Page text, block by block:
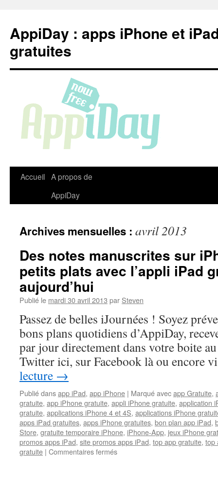
contenu
AppiDay : apps iPhone et
gratuites
Accueil A propos de
AppiDay
Archives mensuelles : avril 2013
Des notes manuscrites sur
petits plats avec l’appli iPad
aujourd’hui
Publié le mardi 30 avril 2013 par Steven
Passez de belles iJournées ! Soyez
bons plans quotidiens d’AppiDay,
par jour directement dans votre boite
Twitter ici, sur Facebook là ou encore
lecture →
Publié dansapp iPad, app iPhone | Marqué avecapp Gratuite,
gratuite, app iPhone gratuite, appli iPhone gratuite, application
gratuite, applications iPhone 4 et 4S, applications iPhone
apps iPad gratuites, apps iPhone gratuites, bon plan app iPad,
Store, gratuite temporaire iPhone, iPhone-App, jeux iPhone
promos apps iPad, site promos apps iPad, top app gratuite, top
gratuite | Commentaires ferméssur